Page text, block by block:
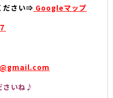
ださい⇒ Googleマップ
さいね♪